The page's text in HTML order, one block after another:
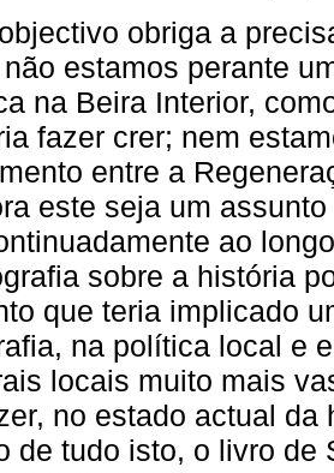
obriga a
estamos perante
na Beira Interior,
fazer crer; nem
entre a
este seja um
ao
sobre a história
que teria implicado
na política local e
locais muito mais
no estado actual da
de tudo isto, o livro de